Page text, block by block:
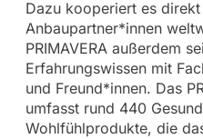
Dazu kooperiert es
Anbaupartner*innen
PRIMAVERA außerdem
Erfahrungswissen mit
und Freund*innen. Das
umfasst rund 440
Wohlfühlprodukte, die